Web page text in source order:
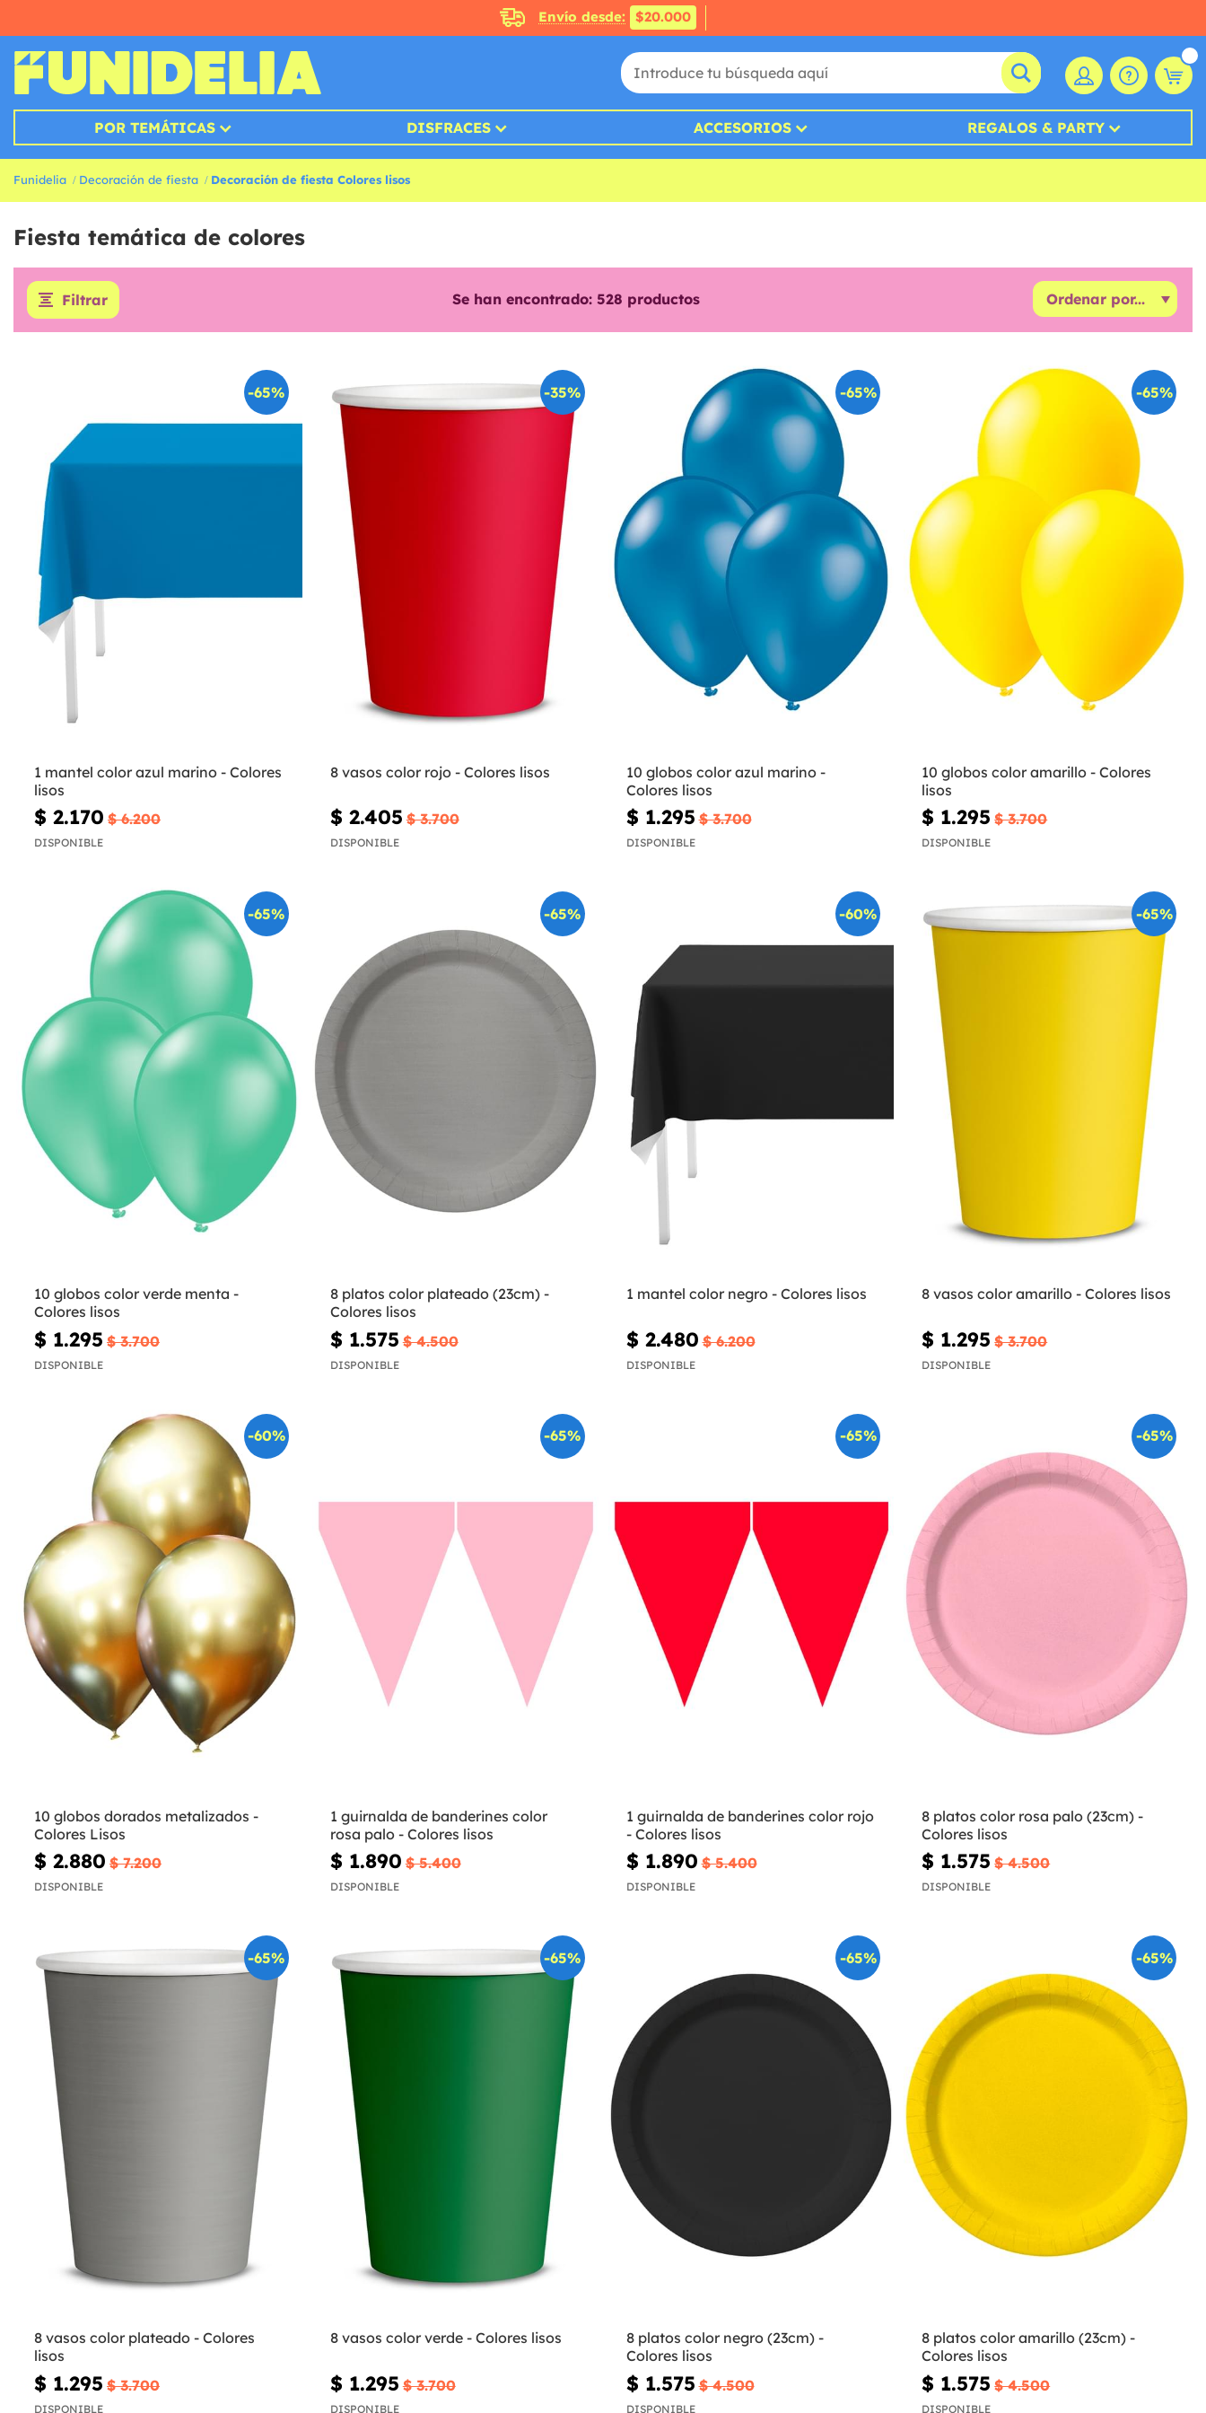
Envío desde: $20.000
POR TEMÁTICAS DISFRACES ACCESORIOS REGALOS & PARTY
Funidelia Decoración de fiesta Decoración de fiesta Colores lisos
Fiesta temática de colores
Filtrar Se han encontrado: 528 productos
-65%
1 mantel color azul marino - Colores
lisos
$ 2.170 $ 6.200
DISPONIBLE
-35%
8 vasos color rojo - Colores lisos
$ 2.405 $ 3.700
DISPONIBLE
-65%
10 globos color azul marino -
Colores lisos
$ 1.295 $ 3.700
DISPONIBLE
-65%
10 globos color amarillo - Colores
lisos
$ 1.295 $ 3.700
DISPONIBLE
-65%
10 globos color verde menta -
Colores lisos
$ 1.295 $ 3.700
DISPONIBLE
-65%
8 platos color plateado (23cm) -
Colores lisos
$ 1.575 $ 4.500
DISPONIBLE
-60%
1 mantel color negro - Colores lisos
$ 2.480 $ 6.200
DISPONIBLE
-65%
8 vasos color amarillo - Colores lisos
$ 1.295 $ 3.700
DISPONIBLE
-60%
10 globos dorados metalizados -
Colores Lisos
$ 2.880 $ 7.200
DISPONIBLE
-65%
1 guirnalda de banderines color
rosa palo - Colores lisos
$ 1.890 $ 5.400
DISPONIBLE
-65%
1 guirnalda de banderines color rojo
- Colores lisos
$ 1.890 $ 5.400
DISPONIBLE
-65%
8 platos color rosa palo (23cm) -
Colores lisos
$ 1.575 $ 4.500
DISPONIBLE
-65%
8 vasos color plateado - Colores
lisos
$ 1.295 $ 3.700
DISPONIBLE
-65%
8 vasos color verde - Colores lisos
$ 1.295 $ 3.700
DISPONIBLE
-65%
8 platos color negro (23cm) -
Colores lisos
$ 1.575 $ 4.500
DISPONIBLE
-65%
8 platos color amarillo (23cm) -
Colores lisos
$ 1.575 $ 4.500
DISPONIBLE